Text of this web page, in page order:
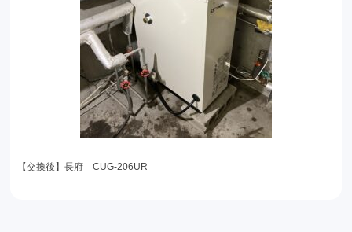
【交換後】長府 CUG-206UR